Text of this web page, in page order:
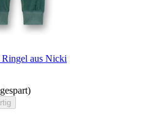
Ringel aus Nicki